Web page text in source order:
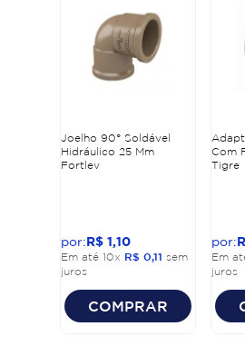
Joelho 90° Soldável
Hidráulico 25 Mm
Fortlev
R$ 1,10
Em até 10x R$ 0,11 sem
juros
COMPRAR
Com
Tigre
Em
juros